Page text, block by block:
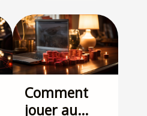
Comment
jouer au